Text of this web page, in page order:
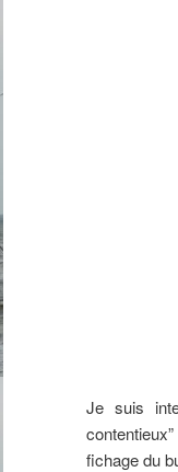
Je suis
fichage du